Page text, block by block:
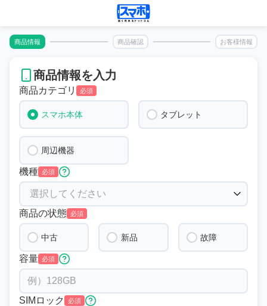
商品情報 商品確認 お客様情報
商品情報を入力
商品カテゴリ 必須
スマホ本体 タブレット
周辺機器
機種 必須
商品の状態 必須
中古 新品 故障
容量 必須
SIMロック 必須